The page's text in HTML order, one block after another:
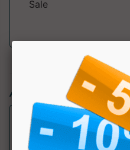
Sale
Articoli simili: